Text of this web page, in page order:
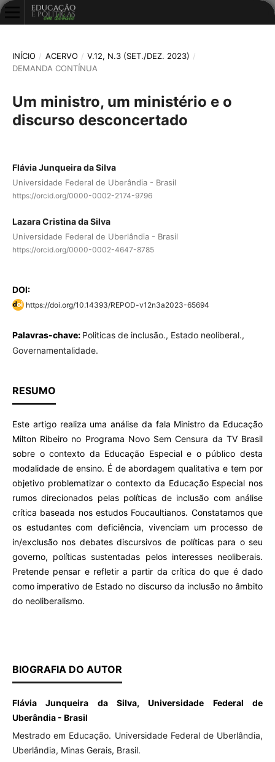
INÍCIO / ACERVO / V.12, N.3 (SET./DEZ. 2023) /
DEMANDA CONTÍNUA
Um ministro, um ministério e o
discurso desconcertado
Flávia Junqueira da Silva
Universidade Federal de Uberândia - Brasil
https://orcid.org/0000-0002-2174-9796
Lazara Cristina da Silva
Universidade Federal de Uberlândia - Brasil
https://orcid.org/0000-0002-4647-8785
DOI:
https://doi.org/10.14393/REPOD-v12n3a2023-65694
Palavras-chave: Politicas de inclusão., Estado neoliberal.,
Governamentalidade.
RESUMO
Este artigo realiza uma análise da fala Ministro da Educação
Milton Ribeiro no Programa Novo Sem Censura da TV Brasil
sobre o contexto da Educação Especial e o público desta
modalidade de ensino. É de abordagem qualitativa e tem por
objetivo problematizar o contexto da Educação Especial nos
rumos direcionados pelas políticas de inclusão com análise
crítica baseada nos estudos Foucaultianos. Constatamos que
os estudantes com deficiência, vivenciam um processo de
in/exclusão nos debates discursivos de políticas para o seu
governo, políticas sustentadas pelos interesses neoliberais.
Pretende pensar e refletir a partir da crítica do que é dado
como imperativo de Estado no discurso da inclusão no âmbito
do neoliberalismo.
BIOGRAFIA DO AUTOR
Flávia Junqueira da Silva, Universidade Federal de
Uberândia - Brasil
Mestrado em Educação. Universidade Federal de Uberlândia,
Uberlândia, Minas Gerais, Brasil.